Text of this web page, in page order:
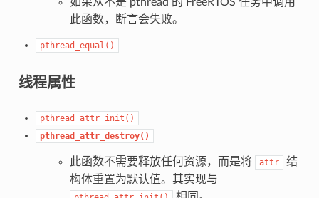
此函数，断言会失败。
pthread_equal()
线程属性
pthread_attr_init()
pthread_attr_destroy()
此函数不需要释放任何资源，而是将 attr
结
构体重置为默认值。其实现与